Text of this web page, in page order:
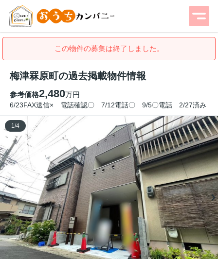
この物件の募集は終了しました。
梅津罧原町の過去掲載物件情報
参考価格2,480万円
6/23FAX送信× 電話確認〇 7/12電話〇 9/5〇電話 2/27済み
1 /4